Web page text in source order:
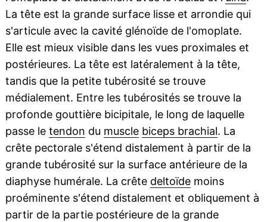
La tête est la grande surface lisse et arrondie qui
s'articule avec la cavité glénoïde de l'omoplate.
Elle est mieux visible dans les vues proximales et
postérieures. La tête est latéralement à la tête,
tandis que la petite tubérosité se trouve
médialement. Entre les tubérosités se trouve la
profonde gouttière bicipitale, le long de laquelle
passe le tendon du muscle biceps brachial. La
crête pectorale s'étend distalement à partir de la
grande tubérosité sur la surface antérieure de la
diaphyse humérale. La crête deltoïdemoins
proéminente s'étend distalement et obliquement à
partir de la partie postérieure de la grande